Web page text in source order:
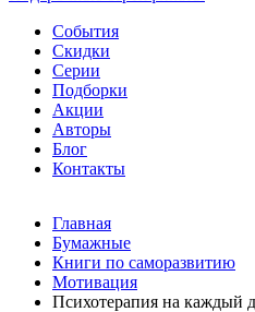
События
Скидки
Серии
Подборки
Акции
Авторы
Блог
Контакты
Главная
Бумажные
Книги по саморазвитию
Мотивация
Психотерапия на каждый